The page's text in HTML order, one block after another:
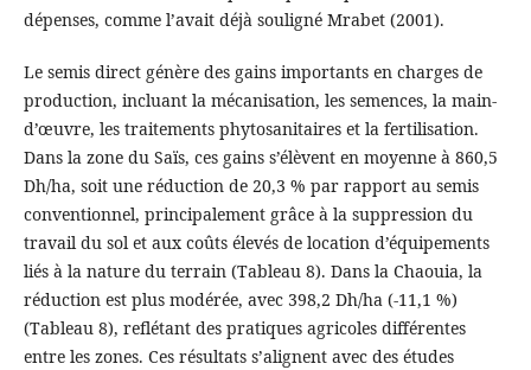
dépenses, comme l’avait déjà souligné Mrabet (2001).
Le semis direct génère des gains importants en charges de
production, incluant la mécanisation, les semences, la main-
d’œuvre, les traitements phytosanitaires et la fertilisation.
Dans la zone du Saïs, ces gains s’élèvent en moyenne à 860,5
Dh/ha, soit une réduction de 20,3 % par rapport au semis
conventionnel, principalement grâce à la suppression du
travail du sol et aux coûts élevés de location d’équipements
liés à la nature du terrain (Tableau 8). Dans la Chaouia, la
réduction est plus modérée, avec 398,2 Dh/ha (-11,1 %)
(Tableau 8), reflétant des pratiques agricoles différentes
entre les zones. Ces résultats s’alignent avec des études